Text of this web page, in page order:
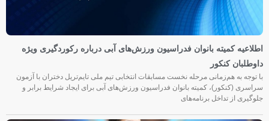
اطلاعیه کمیته بانوان فدراسیون ورزش‌های آبی درباره رکوردگیری ویژه
داوطلبان کنکور
با توجه به هم‌زمانی مرحله نخست مسابقات انتخابی تیم ملی تایم‌تریل دختران با آزمون
سراسری (کنکور)، کمیته بانوان فدراسیون ورزش‌های آبی برای ایجاد شرایط برابر و
جلوگیری از تداخل برنامه‌های